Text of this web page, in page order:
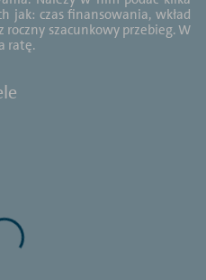
jak: czas finansowania, wkład
szacunkowy przebieg. W
ratę.